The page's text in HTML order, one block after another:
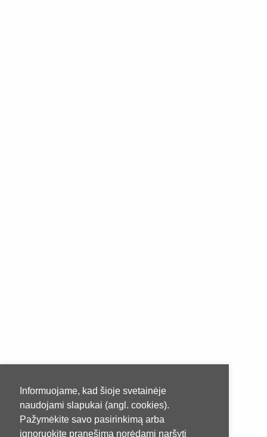
Informuojame, kad šioje svetainėje
naudojami slapukai (angl. cookies).
Pažymėkite savo pasirinkimą arba
ignoruokite pranešimą norėdami naršyti